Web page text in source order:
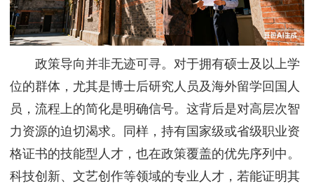
政策导向并非无迹可寻。对于拥有硕士及以上学
位的群体，尤其是博士后研究人员及海外留学回国人
员，流程上的简化是明确信号。这背后是对高层次智
力资源的迫切渴求。同样，持有国家级或省级职业资
格证书的技能型人才，也在政策覆盖的优先序列中。
科技创新、文艺创作等领域的专业人才，若能证明其